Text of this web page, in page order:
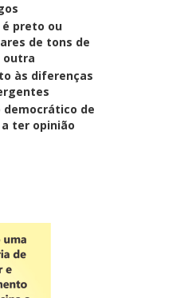
como
de Minas
têm até
começa a ser
preto ou
de tons de
outra
às diferenças
democrático de
ter opinião